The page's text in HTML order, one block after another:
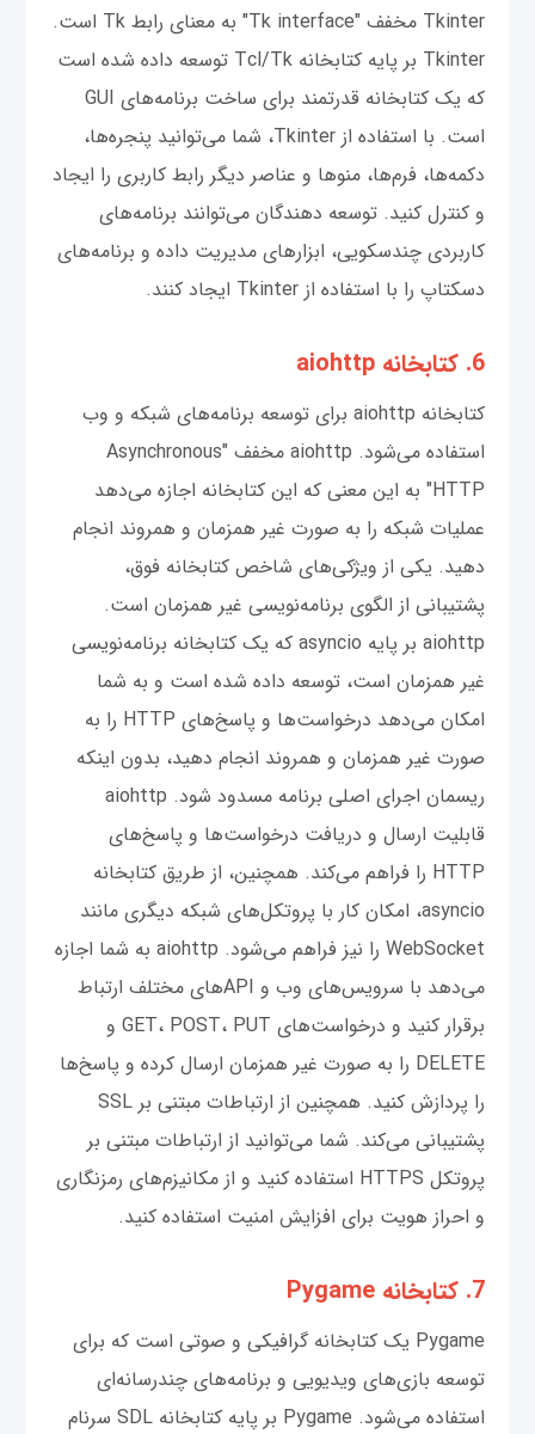
Tkinter مخفف "Tk interface" به معنای رابط Tk است.
Tkinter بر پایه کتابخانه Tcl/Tk توسعه داده شده است
که یک کتابخانه قدرتمند برای ساخت برنامه‌های GUI
است. با استفاده از Tkinter، شما می‌توانید پنجره‌ها،
دکمه‌ها، فرم‌ها، منوها و عناصر دیگر رابط کاربری را ایجاد
و کنترل کنید. توسعه دهندگان می‌توانند برنامه‌های
کاربردی چندسکویی، ابزارهای مدیریت داده و برنامه‌های
دسکتاپ را با استفاده از Tkinter ایجاد کنند.
6. کتابخانه aiohttp
کتابخانه aiohttp برای توسعه برنامه‌های شبکه و وب
استفاده می‌شود. aiohttp مخفف "Asynchronous
HTTP" به این معنی که این کتابخانه اجازه می‌دهد
عملیات شبکه را به صورت غیر همزمان و همروند انجام
دهید. یکی از ویژکی‌های شاخص کتابخانه فوق،
پشتیبانی از الگوی برنامه‌نویسی غیر همزمان است.
aiohttp بر پایه asyncio که یک کتابخانه برنامه‌نویسی
غیر همزمان است، توسعه داده شده است و به شما
امکان می‌دهد درخواست‌ها و پاسخ‌های HTTP را به
صورت غیر همزمان و همروند انجام دهید، بدون اینکه
ریسمان اجرای اصلی برنامه مسدود شود. aiohttp
قابلیت ارسال و دریافت درخواست‌ها و پاسخ‌های
HTTP را فراهم می‌کند. همچنین، از طریق کتابخانه
asyncio، امکان کار با پروتکل‌های شبکه دیگری مانند
WebSocket را نیز فراهم می‌شود. aiohttp به شما اجازه
می‌دهد با سرویس‌های وب و API‌های مختلف ارتباط
برقرار کنید و درخواست‌های GET، POST، PUT و
DELETE را به صورت غیر همزمان ارسال کرده و پاسخ‌ها
را پردازش کنید. همچنین از ارتباطات مبتنی بر SSL
پشتیبانی می‌کند. شما می‌توانید از ارتباطات مبتنی بر
پروتکل HTTPS استفاده کنید و از مکانیزم‌های رمزنگاری
و احراز هویت برای افزایش امنیت استفاده کنید.
7. کتابخانه Pygame
Pygame یک کتابخانه گرافیکی و صوتی است که برای
توسعه بازی‌های ویدیویی و برنامه‌های چندرسانه‌ای
استفاده می‌شود. Pygame بر پایه کتابخانه SDL سرنام